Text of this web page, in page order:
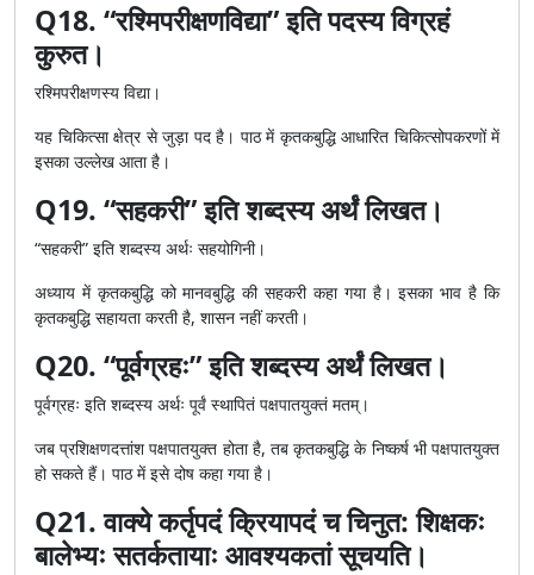
Q18. “रश्मिपरीक्षणविद्या” इति पदस्य विग्रहं
कुरुत।
रश्मिपरीक्षणस्य विद्या।
यह चिकित्सा क्षेत्र से जुड़ा पद है। पाठ में कृतकबुद्धि आधारित चिकित्सोपकरणों में
इसका उल्लेख आता है।
Q19. “सहकरी” इति शब्दस्य अर्थं लिखत।
“सहकरी” इति शब्दस्य अर्थः सहयोगिनी।
अध्याय में कृतकबुद्धि को मानवबुद्धि की सहकरी कहा गया है। इसका भाव है कि
कृतकबुद्धि सहायता करती है, शासन नहीं करती।
Q20. “पूर्वग्रहः” इति शब्दस्य अर्थं लिखत।
पूर्वग्रहः इति शब्दस्य अर्थः पूर्वं स्थापितं पक्षपातयुक्तं मतम्।
जब प्रशिक्षणदत्तांश पक्षपातयुक्त होता है, तब कृतकबुद्धि के निष्कर्ष भी पक्षपातयुक्त
हो सकते हैं। पाठ में इसे दोष कहा गया है।
Q21. वाक्ये कर्तृपदं क्रियापदं च चिनुत: शिक्षकः
बालेभ्यः सतर्कतायाः आवश्यकतां सूचयति।